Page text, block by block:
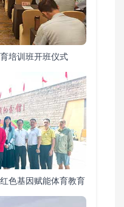
培训班开班仪式
色基因赋能体育教育